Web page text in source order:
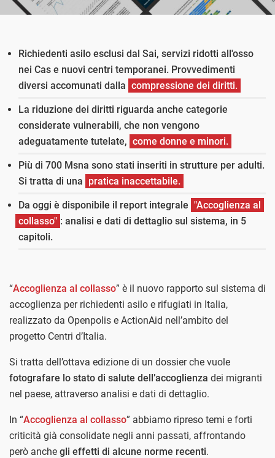
Richiedenti asilo esclusi dal Sai, servizi ridotti all'osso
nei Cas e nuovi centri temporanei. Provvedimenti
diversi accomunati dalla compressione dei diritti.
La riduzione dei diritti riguarda anche categorie
considerate vulnerabili, che non vengono
adeguatamente tutelate, come donne e minori.
Più di 700 Msna sono stati inseriti in strutture per adulti.
Si tratta di una pratica inaccettabile.
Da oggi è disponibile il report integrale "Accoglienza al
collasso" : analisi e dati di dettaglio sul sistema, in 5
capitoli.
“Accoglienza al collasso” è il nuovo rapporto sul sistema di
accoglienza per richiedenti asilo e rifugiati in Italia,
realizzato da Openpolis e ActionAid nell’ambito del
progetto Centri d’Italia.
Si tratta dell’ottava edizione di un dossier che vuole
fotografare lo stato di salute dell’accoglienza dei migranti
nel paese, attraverso analisi e dati di dettaglio.
In “Accoglienza al collasso” abbiamo ripreso temi e forti
criticità già consolidate negli anni passati, affrontando
però anche gli effetti di alcune norme recenti.